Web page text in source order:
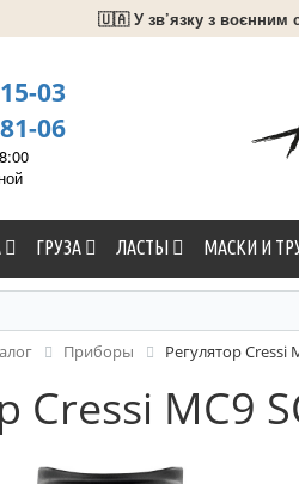
🇺🇦 У зв’язку з воєнним
03
06
ГРУЗА ЛАСТЫ МАСКИ И
Приборы Регулятор Cressi
Cressi MC9